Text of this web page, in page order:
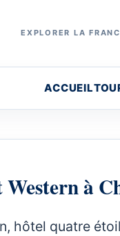
EXPLORER LA
ACCUEIL
à
hôtel quatre